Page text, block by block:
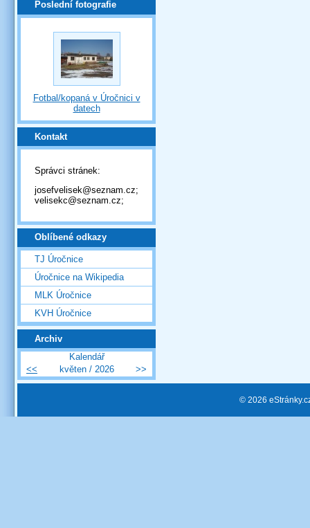
Poslední fotografie
Fotbal/kopaná v Úročnici v
datech
Kontakt
Správci stránek:
josefvelisek@seznam.cz;
velisekc@seznam.cz;
Oblíbené odkazy
TJ Úročnice
Úročnice na Wikipedia
MLK Úročnice
KVH Úročnice
Archiv
Kalendář
<<
květen / 2026 >>
© 2026